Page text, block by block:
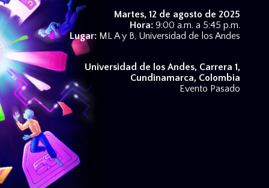
Martes, 12 de agosto de 2025
Hora: 9:00 a.m. a 5:45 p.m.
Lugar: ML A y B, Universidad de los Andes
Universidad de los Andes, Carrera 1,
Cundinamarca, Colombia
Evento Pasado